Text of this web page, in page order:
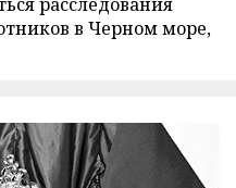
в Черном море,